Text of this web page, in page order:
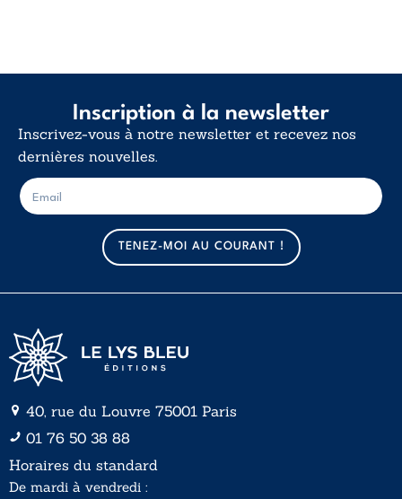
Inscription à la newsletter
Inscrivez-vous à notre newsletter et recevez nos
dernières nouvelles.
m
a
i
l
E
-
m
TENEZ-MOI AU COURANT !
40, rue du Louvre 75001 Paris
01 76 50 38 88
Horaires du standard
De mardi à vendredi :